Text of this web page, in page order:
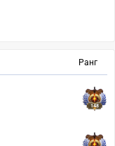
Ранг
148